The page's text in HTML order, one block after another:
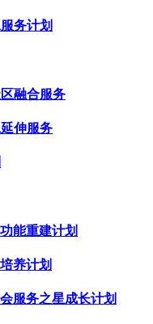
务计划
融合服务
伸服务
能重建计划
养计划
服务之星成长计划